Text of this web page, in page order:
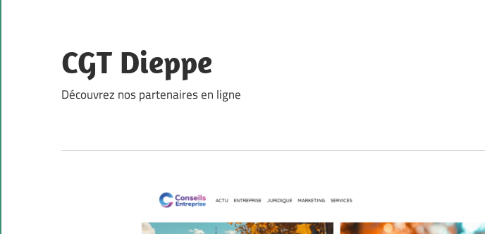
content
CGT Dieppe
Découvrez nos partenaires en ligne